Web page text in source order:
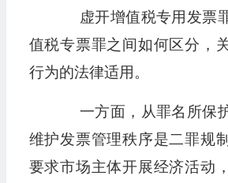
虚开增值税专用发票
值税专票罪之间如何区分，
行为的法律适用。
一方面，从罪名所保护
维护发票管理秩序是二罪规
要求市场主体开展经济活动